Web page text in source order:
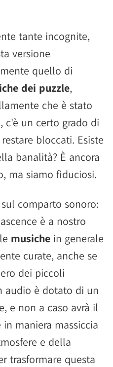
tante incognite,
versione
quello di
dei puzzle,
che è stato
un certo grado di
bloccati. Esiste
banalità? È ancora
ma siamo fiduciosi.
comparto sonoro:
è a nostro
musiche in generale
curate, anche se
dei piccoli
audio è dotato di un
e non a caso avrà il
maniera massiccia
e della
trasformare questa